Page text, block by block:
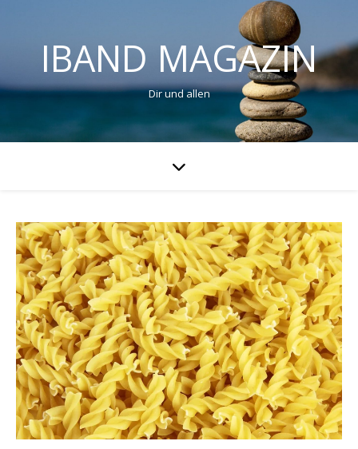
IBAND MAGAZIN
Dir und allen